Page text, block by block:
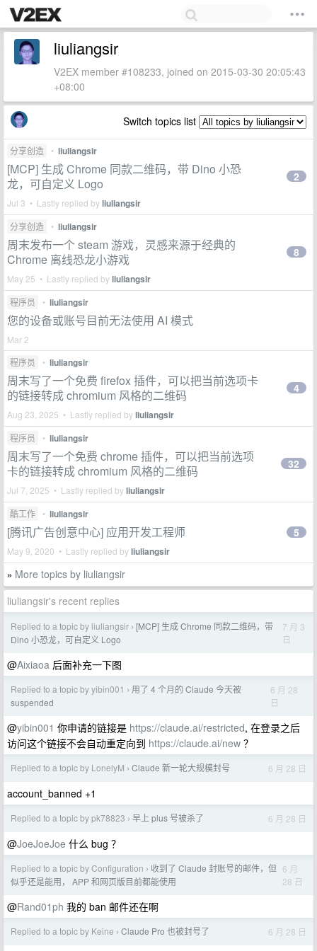
liuliangsir
V2EX member #108233, joined on 2015-03-30 20:05:43
+08:00
Switch topics list
分享创造 • liuliangsir
[MCP] 生成 Chrome 同款二维码，带 Dino 小恐
龙，可自定义 Logo
Jul 3 • Lastly replied byliuliangsir
2
分享创造 • liuliangsir
周末发布一个 steam 游戏，灵感来源于经典的
Chrome 离线恐龙小游戏
May 25 • Lastly replied byliuliangsir
8
程序员 • liuliangsir
您的设备或账号目前无法使用 AI 模式
Mar 2
程序员
• liuliangsir
周末写了一个免费 firefox 插件，可以把当前选项卡
的链接转成 chromium 风格的二维码
Aug 23, 2025 • Lastly replied byliuliangsir
4
程序员 • liuliangsir
周末写了一个免费 chrome 插件，可以把当前选项
卡的链接转成 chromium 风格的二维码
Jul 7, 2025 • Lastly replied byliuliangsir
32
酷工作 • liuliangsir
[腾讯广告创意中心] 应用开发工程师
May 9, 2020 • Lastly replied byliuliangsir
5
» More topics by liuliangsir
liuliangsir's recent replies
Replied to a topic by liuliangsir › [MCP] 生成 Chrome 同款二维码，带
Dino 小恐龙，可自定义 Logo
7 月 3
日
@Aixiaoa 后面补充一下图
Replied to a topic by yibin001 › 用了 4 个月的 Claude 今天被
suspended
6 月 28
日
@yibin001 你申请的链接是 https://claude.ai/restricted, 在登录之后
访问这个链接不会自动重定向到 https://claude.ai/new ？
Replied to a topic by LonelyM › Claude 新一轮大规模封号 6 月 28 日
account_banned +1
Replied to a topic by pk78823 › 早上 plus 号被杀了 6 月 28 日
@JoeJoeJoe 什么 bug ？
Replied to a topic by Configuration › 收到了 Claude 封账号的邮件，但
似乎还是能用， APP 和网页版目前都能使用
6 月
28 日
@Rand01ph 我的 ban 邮件还在啊
Replied to a topic by Keine › Claude Pro 也被封号了 6 月 28 日